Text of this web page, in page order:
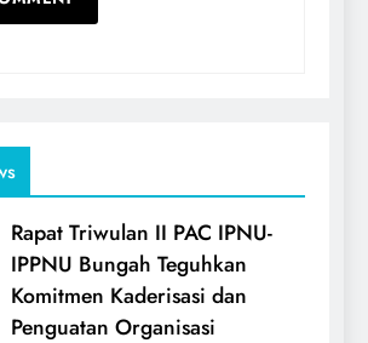
Rapat Triwulan II PAC IPNU-
IPPNU Bungah Teguhkan
Komitmen Kaderisasi dan
Penguatan Organisasi